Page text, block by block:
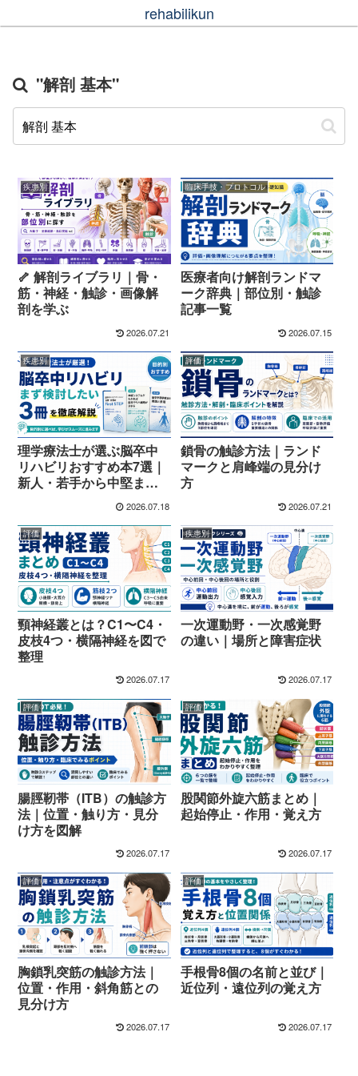
rehabilikun
"解剖 基本"
疾患別
🦴 解剖ライブラリ｜骨・
筋・神経・触診・画像解
剖を学ぶ
2026.07.21
臨床手技・プロトコル
医療者向け解剖ランドマ
ーク辞典｜部位別・触診
記事一覧
2026.07.15
疾患別
理学療法士が選ぶ脳卒中
リハビリおすすめ本7選｜
新人・若手から中堅まで
2026.07.18
評価
鎖骨の触診方法｜ランド
マークと肩峰端の見分け
方
2026.07.21
評価
頸神経叢とは？C1〜C4・
皮枝4つ・横隔神経を図で
整理
2026.07.17
疾患別
一次運動野・一次感覚野
の違い｜場所と障害症状
2026.07.17
評価
腸脛靭帯（ITB）の触診方
法｜位置・触り方・見分
け方を図解
2026.07.17
評価
股関節外旋六筋まとめ｜
起始停止・作用・覚え方
2026.07.17
評価
胸鎖乳突筋の触診方法｜
位置・作用・斜角筋との
見分け方
2026.07.17
評価
手根骨8個の名前と並び｜
近位列・遠位列の覚え方
2026.07.17